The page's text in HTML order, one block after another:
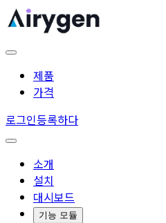
제품
가격
로그인등록하다
소개
설치
대시보드
기능 모듈